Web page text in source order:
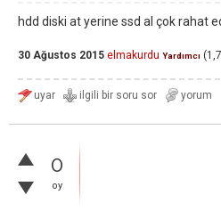
hdd diski at yerine ssd al çok rahat
30 Ağustos 2015 elmakurdu Yardımcı (
0
oy